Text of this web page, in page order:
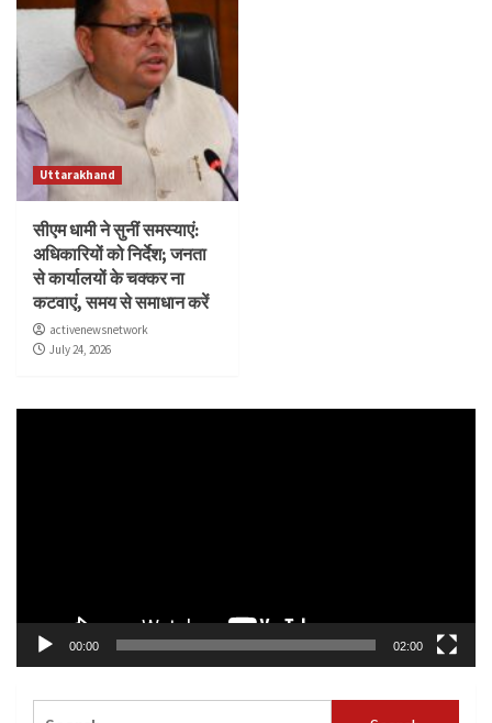
Uttarakhand
सीएम धामी ने सुनीं समस्याएं:
अधिकारियों को निर्देश; जनता
से कार्यालयों के चक्कर ना
कटवाएं, समय से समाधान करें
activenewsnetwork
July 24, 2026
00:00 02:00